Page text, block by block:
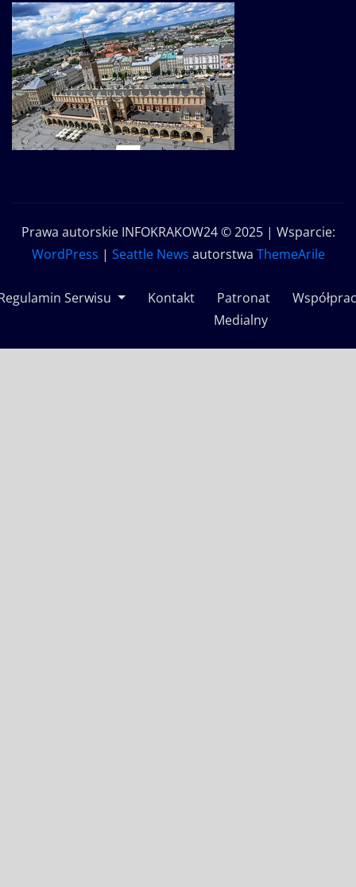
Prawa autorskie INFOKRAKOW24 © 2025 | Wsparcie:
WordPress | Seattle News autorstwa ThemeArile
Serwisu Kontakt
Patronat
Medialny